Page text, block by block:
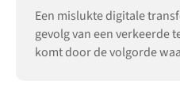
Een mislukte digitale
gevolg van een verkeerde
komt door de volgorde